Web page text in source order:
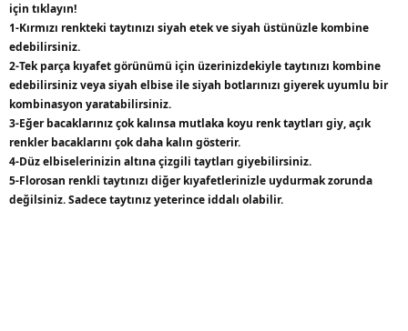
için tıklayın!
1-Kırmızı renkteki taytınızı siyah etek ve siyah üstünüzle kombine
edebilirsiniz.
2-Tek parça kıyafet görünümü için üzerinizdekiyle taytınızı kombine
edebilirsiniz veya siyah elbise ile siyah botlarınızı giyerek uyumlu bir
kombinasyon yaratabilirsiniz.
3-Eğer bacaklarınız çok kalınsa mutlaka koyu renk taytları giy, açık
renkler bacaklarını çok daha kalın gösterir.
4-Düz elbiselerinizin altına çizgili taytları giyebilirsiniz.
5-Florosan renkli taytınızı diğer kıyafetlerinizle uydurmak zorunda
değilsiniz. Sadece taytınız yeterince iddalı olabilir.